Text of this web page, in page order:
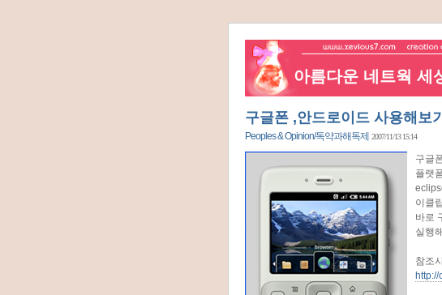
아름다운 네트웍 세
구글폰 ,안드로이드 사용해보기
Peoples & Opinion/독약과해독제 2007/11/13 15:14
구글
플랫
이클
바로
실행
참조